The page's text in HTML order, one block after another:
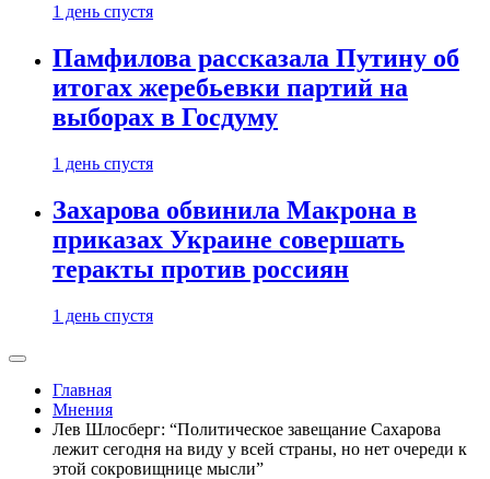
1 день спустя
Памфилова рассказала Путину об
итогах жеребьевки партий на
выборах в Госдуму
1 день спустя
Захарова обвинила Макрона в
приказах Украине совершать
теракты против россиян
1 день спустя
Главная
Мнения
Лев Шлосберг: “Политическое завещание Сахарова
лежит сегодня на виду у всей страны, но нет очереди к
этой сокровищнице мысли”